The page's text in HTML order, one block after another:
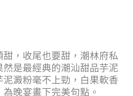
，收尾也要甜，潮林府私
是最經典的潮汕甜品芋泥
泥澱粉毫不上勁，白果軟香
晚宴畫下完美句點。